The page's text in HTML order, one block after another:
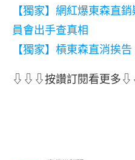
【獨家】網紅爆東森直
員會出手查真相
【獨家】槓東森直消挨
⇩⇩⇩按讚訂閱看更多